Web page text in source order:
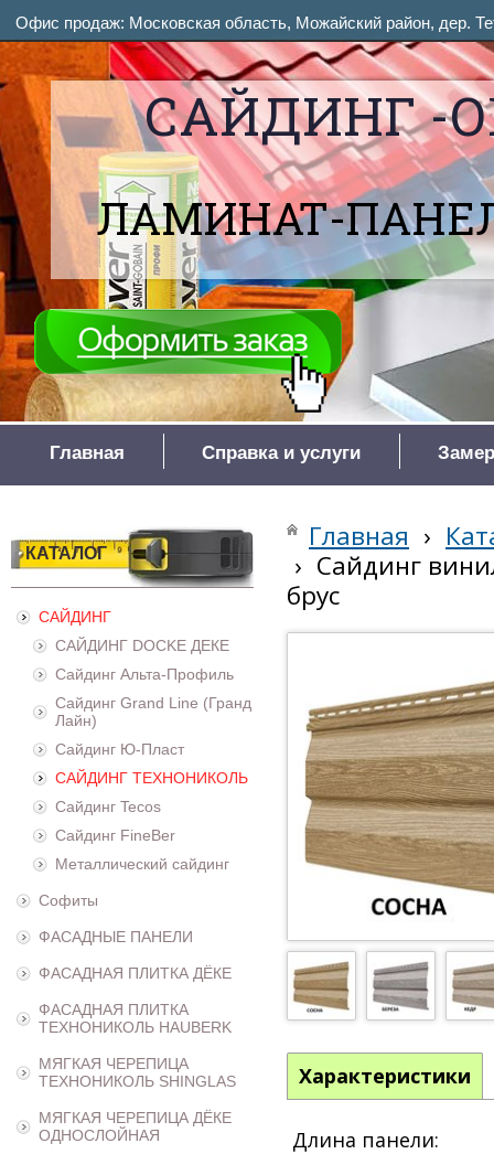
САЙДИНГ -
ЛАМИНАТ-
Офис продаж: Московская область, Можайский район, дер.
Главная Справка и услуги
КАТАЛОГ
САЙДИНГ
САЙДИНГ DOCKE ДЕКЕ
Сайдинг Альта-Профиль
Сайдинг Grand Line (Гранд
Лайн)
Сайдинг Ю-Пласт
САЙДИНГ ТЕХНОНИКОЛЬ
Сайдинг Tecos
Сайдинг FineBer
Металлический сайдинг
Софиты
ФАСАДНЫЕ ПАНЕЛИ
ФАСАДНАЯ ПЛИТКА ДЁКЕ
ФАСАДНАЯ ПЛИТКА
ТЕХНОНИКОЛЬ HAUBERK
МЯГКАЯ ЧЕРЕПИЦА
ТЕХНОНИКОЛЬ SHINGLAS
МЯГКАЯ ЧЕРЕПИЦА ДЁКЕ
ОДНОСЛОЙНАЯ
Главная ›
› Сайдинг
брус
Характеристики
Длина панели: